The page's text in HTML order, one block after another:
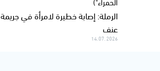
الرملة: إصابة خطيرة لامرأة في جريمة
عنف
14.07.2026